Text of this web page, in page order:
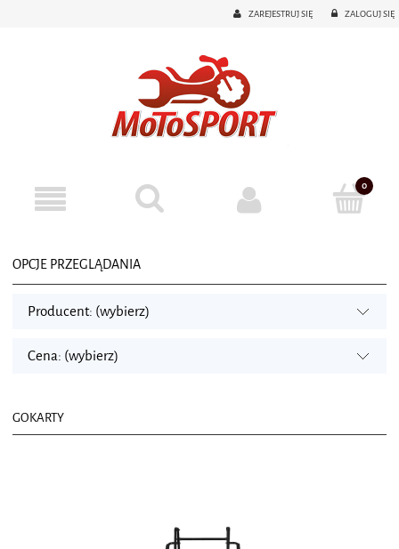
ZAREJESTRUJ SIĘ ZALOGUJ SIĘ
OPCJE PRZEGLĄDANIA
Producent: (wybierz)
Cena: (wybierz)
GOKARTY